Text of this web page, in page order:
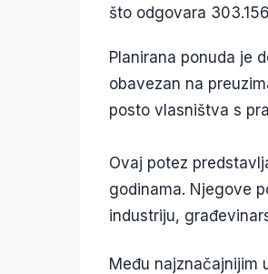
što odgovara
Planirana ponuda je
obavezan na
posto vlasništva s
Ovaj potez
godinama. Njegove
industriju,
Među najznačajnijim